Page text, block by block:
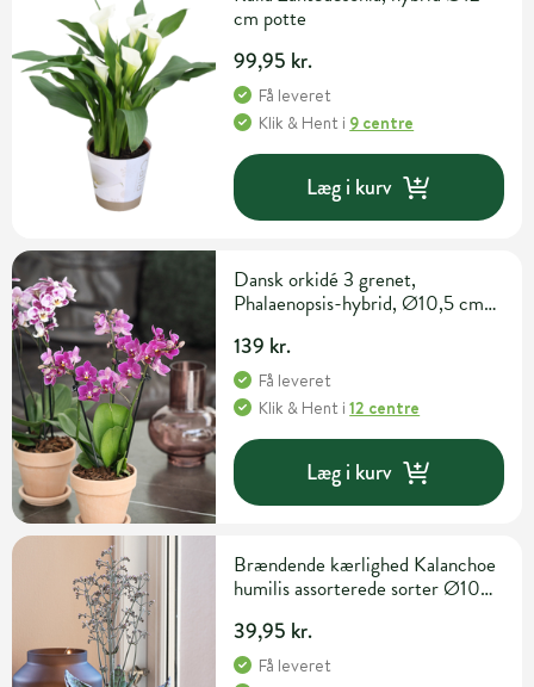
cm potte
99,95 kr.
Få leveret
Klik & Hent i 9 centre
Læg i kurv
Dansk orkidé 3 grenet,
Phalaenopsis-hybrid, Ø10,5 cm
139 kr.
Få leveret
Klik & Hent i12 centre
Læg i kurv
Brændende kærlighed Kalanchoe
humilis assorterede sorter Ø10
39,95 kr.
Få leveret